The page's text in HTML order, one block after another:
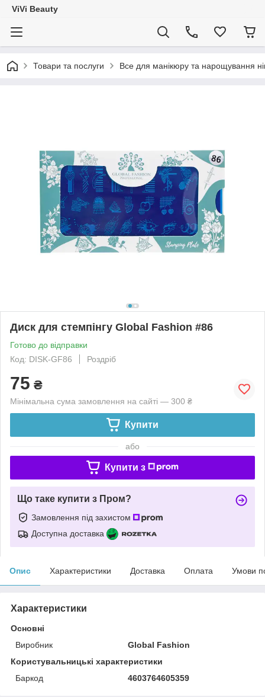
ViVi Beauty
Товари та послуги Все для манікюру та нарощування
Диск для стемпінгу Global Fashion #86
Готово до відправки
Код: DISK-GF86
Роздріб
75 ₴
Мінімальна сума замовлення на сайті — 300 ₴
Купити
або
Купити з
Що таке купити з Пром?
Замовлення під захистом
Доступна доставка
Опис Характеристики Доставка Оплата Умови
Характеристики
Основні
Виробник
Global Fashion
Користувальницькі характеристики
Баркод
4603764605359